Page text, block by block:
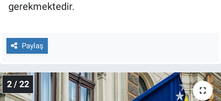
gerekmektedir.
Paylaş
2 / 22